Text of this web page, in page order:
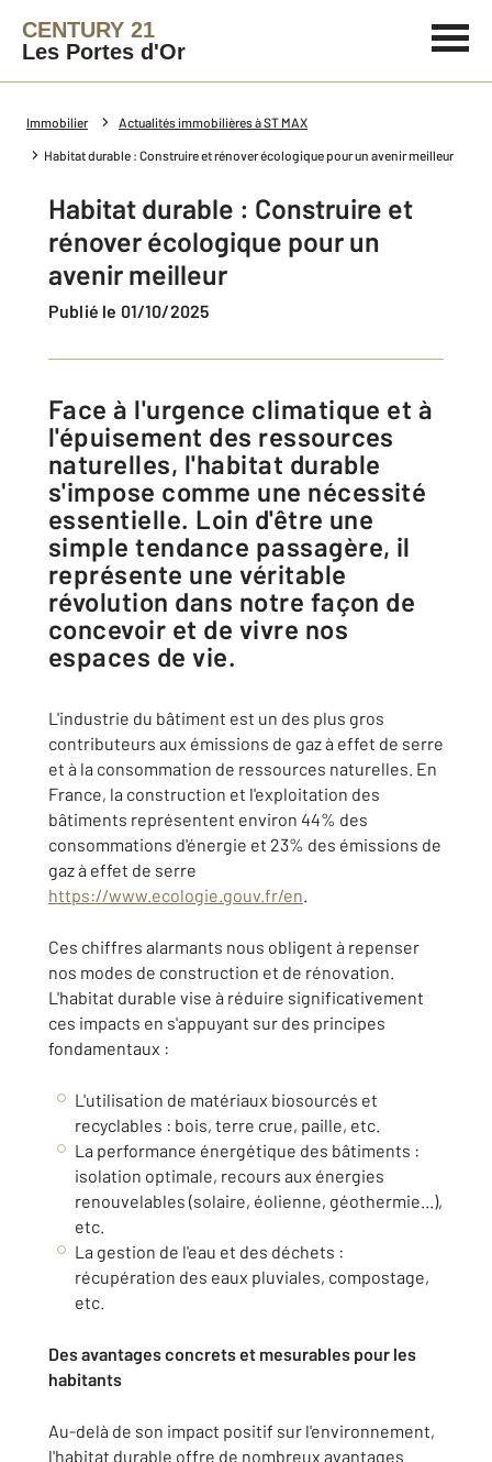
CENTURY 21
Les Portes d'Or
Immobilier Actualités immobilières à ST MAX
Habitat durable : Construire et rénover écologique pour un avenir meilleur
Habitat durable : Construire et
rénover écologique pour un
avenir meilleur
Publié le 01/10/2025
Face à l'urgence climatique et à
l'épuisement des ressources
naturelles, l'habitat durable
s'impose comme une nécessité
essentielle. Loin d'être une
simple tendance passagère, il
représente une véritable
révolution dans notre façon de
concevoir et de vivre nos
espaces de vie.
L'industrie du bâtiment est un des plus gros
contributeurs aux émissions de gaz à effet de serre
et à la consommation de ressources naturelles. En
France, la construction et l'exploitation des
bâtiments représentent environ 44% des
consommations d'énergie et 23% des émissions de
gaz à effet de serre
https://www.ecologie.gouv.fr/en.
Ces chiffres alarmants nous obligent à repenser
nos modes de construction et de rénovation.
L'habitat durable vise à réduire significativement
ces impacts en s'appuyant sur des principes
fondamentaux :
L'utilisation de matériaux biosourcés et
recyclables : bois, terre crue, paille, etc.
La performance énergétique des bâtiments :
isolation optimale, recours aux énergies
renouvelables (solaire, éolienne, géothermie...),
etc.
La gestion de l'eau et des déchets :
récupération des eaux pluviales, compostage,
etc.
Des avantages concrets et mesurables pour les
habitants
Au-delà de son impact positif sur l'environnement,
l'habitat durable offre de nombreux avantages